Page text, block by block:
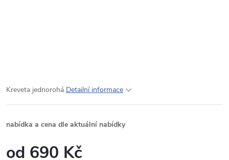
Kreveta jednorohá Detailní informace
nabídka a cena dle aktuální nabídky
690 Kč